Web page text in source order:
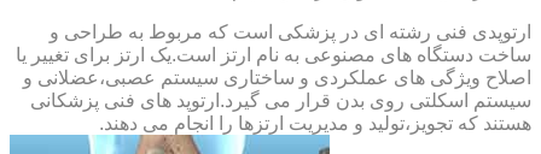
ارتوپدی فنی رشته ای در پزشکی است که مربوط به طراحی و
ساخت دستگاه های مصنوعی به نام ارتز است.یک ارتز برای تغییر یا
اصلاح ویژگی های عملکردی و ساختاری سیستم عصبی،عضلانی و
سیستم اسکلتی روی بدن قرار می گیرد.ارتوپد های فنی پزشکانی
هستند که تجویز،تولید و مدیریت ارتزها را انجام می دهند.